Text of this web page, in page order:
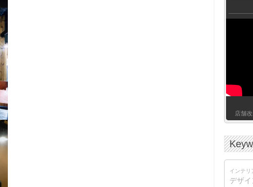
店舗
インテリ
デザイ